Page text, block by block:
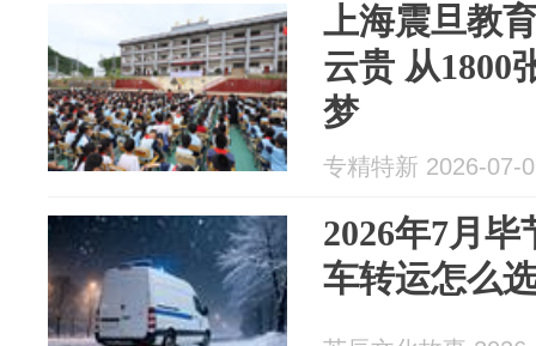
上海震旦教
云贵 从1800
梦
专精特新 2026-07-
2026年7月
车转运怎么